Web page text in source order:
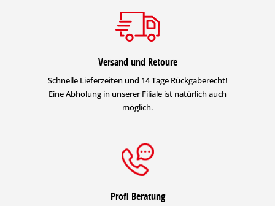
Versand und Retoure
Schnelle Lieferzeiten und 14 Tage Rückgaberecht!
Eine Abholung in unserer Filiale ist natürlich auch
möglich.
Profi Beratung